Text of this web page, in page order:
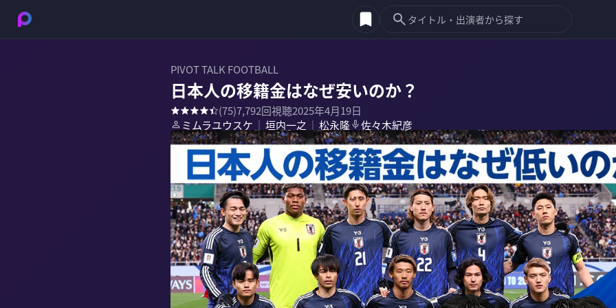
PIVOT TALK FOOTBALL
日本人の移籍金はなぜ安いのか？
(75)7,792回視聴2025年4月19日
ミムラユウスケ ｜ 垣内一之 ｜ 松永隆 佐々木紀彦